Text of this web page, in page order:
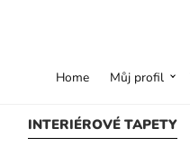
INTERIÉROVÉ TAPETY
Home Můj profil